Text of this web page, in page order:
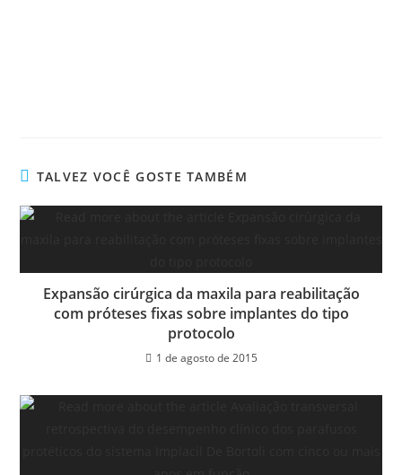
TALVEZ VOCÊ GOSTE TAMBÉM
Expansão cirúrgica da maxila para reabilitação
com próteses fixas sobre implantes do tipo
protocolo
1 de agosto de 2015